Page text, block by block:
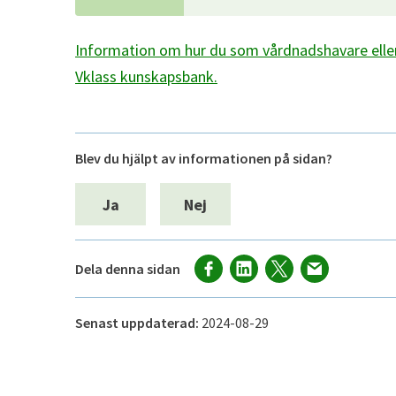
Information om hur du som vårdnadshavare
Vklass kunskapsbank.
Blev du hjälpt av informationen på sidan?
Ja Nej
Dela denna sidan
Senast uppdaterad: 2024-08-29